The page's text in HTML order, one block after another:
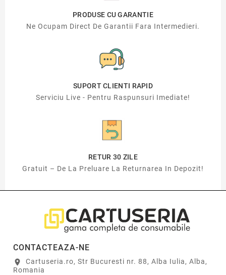
PRODUSE CU GARANTIE
Ne Ocupam Direct De Garantii Fara Intermedieri.
SUPORT CLIENTI RAPID
Serviciu Live - Pentru Raspunsuri Imediate!
RETUR 30 ZILE
Gratuit – De La Preluare La Returnarea In Depozit!
CONTACTEAZA-NE
location_on
Cartuseria.ro, Str Bucuresti nr. 88, Alba Iulia, Alba,
Romania